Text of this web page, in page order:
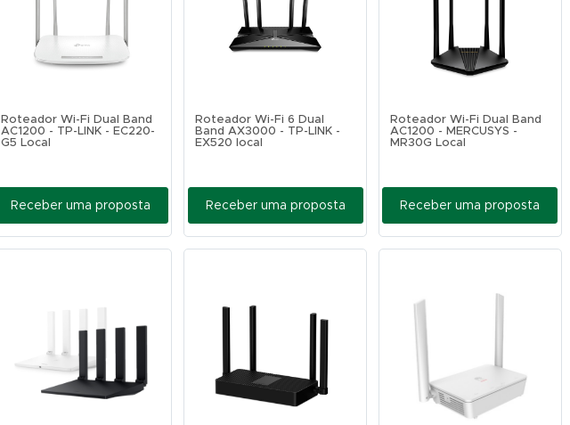
Roteador Wi-Fi Dual Band
AC1200 - TP-LINK - EC220-
G5 Local
Receber uma proposta
Roteador Wi-Fi 6 Dual
Band AX3000 - TP-LINK -
EX520 local
Receber uma proposta
Roteador Wi-Fi Dual Band
AC1200 - MERCUSYS -
MR30G Local
Receber uma proposta